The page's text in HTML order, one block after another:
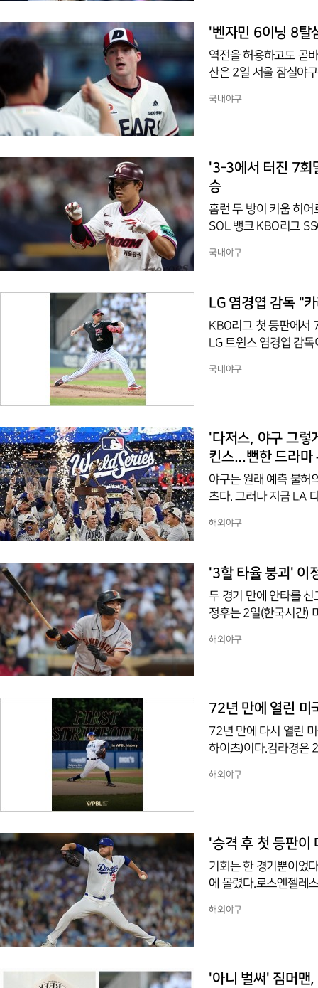
홈런)로 뒷받침했는데,
드, 김현수가 홈런을
안았다.초
'벤자민 6이닝 8탈
역전을 허용하고도 곧
산은 2일 서울 잠실야
무리했고, 3위 LG(55
타점 2득점으로 힘을
을 안았다
국내야구
'3-3에서 터진 7회
승
홈런 두 방이 키움 히
SOL 뱅크 KBO리그
쪽은 SSG였다. 1회초
으로 균형을 맞췄고,
서지 않았다. 5회초 2
국내야구
LG 염경엽 감독 "
KBO리그 첫 등판에서
LG 트윈스 염경엽 감
하는 점이 최대 강점
기)에서 112승 105패
간 1
국내야구
'다저스, 야구 그렇
킨스...뻔한 드라마
야구는 원래 예측 불허
츠다. 그러나 지금 LA
타릭 스쿠발을 집어삼
만함의 발로다.전 세계
감과 피땀 흘려 키워
해외야구
'3할 타율 붕괴' 이
두 경기 만에 안타를
정후는 2일(한국시간)
타수 1안타 1득점에
서 샌디에이고 선발
가
해외야구
72년 만에 열린 미
72년 만에 다시 열린
하이츠)이다.김라경은
4실점을 기록했다. 리
을 허용했고, 7회에만
해외야구
'승격 후 첫 등판이
기회는 한 경기뿐이었
에 몰렸다.로스앤젤레
약을 맺은 뒤 최근 빅
트와 사이드암 와이엇
해외야구
'아니 벌써' 짐머맨